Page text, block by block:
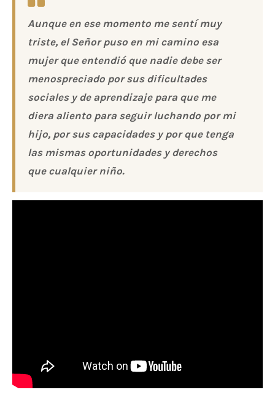
Aunque en ese momento me sentí muy
triste, el Señor puso en mi camino esa
mujer que entendió que nadie debe ser
menospreciado por sus dificultades
sociales y de aprendizaje para que me
diera aliento para seguir luchando por mi
hijo, por sus capacidades y por que tenga
las mismas oportunidades y derechos
que cualquier niño.